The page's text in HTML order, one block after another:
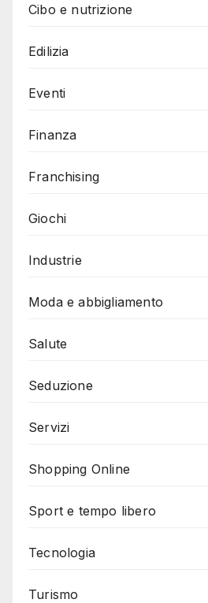
Cibo e nutrizione
Edilizia
Eventi
Finanza
Franchising
Giochi
Industrie
Moda e abbigliamento
Salute
Seduzione
Servizi
Shopping Online
Sport e tempo libero
Tecnologia
Turismo